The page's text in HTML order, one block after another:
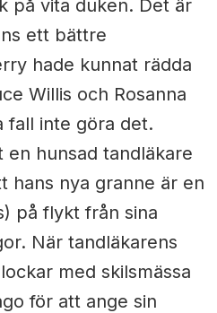
på vita duken. Det är
ett bättre
hade kunnat rädda
Willis och Rosanna
fall inte göra det.
hunsad tandläkare
hans nya granne är en
på flykt från sina
När tandläkarens
med skilsmässa
för att ange sin